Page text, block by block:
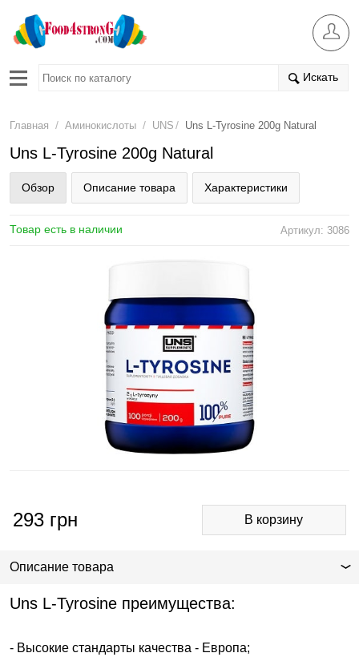
Искать
Главная / Аминокислоты / UNS / Uns L-Tyrosine 200g Natural
Uns L-Tyrosine 200g Natural
Обзор Описание товара Характеристики
Товар есть в наличии Артикул: 3086
293 грн
Описание товара
Uns L-Tyrosine преимущества:
- Высокие стандарты качества - Европа;